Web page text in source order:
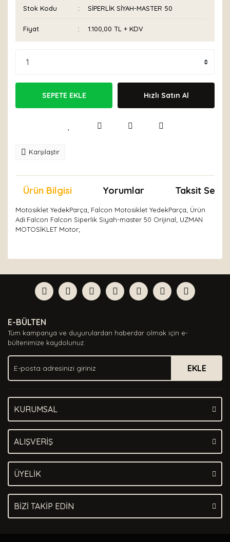
Stok Kodu SİPERLİK SİYAH-MASTER 50
Fiyat 1.100,00 TL + KDV
SEPETE EKLE Hızlı Satın Al
Karşılaştır
Ürün Bilgisi Yorumlar Taksit
Motosiklet YedekParça; Falcon Motosiklet YedekParça; Ürün
Adi:Falcon Falcon Siperlik Siyah-master 50 Orijinal; UZMAN
MOTOSİKLET Motor;
Yorum Yaz
formunu kullanarak tarafımıza iletebilirsiniz.
Görüş ve önerileriniz için teşekkür ederiz.
Ürün açıklamasında eksik bilgiler bulunuyor.
Ürün bilgilerinde hatalar bulunuyor.
Ürün fiyatı diğer sitelerden daha pahalı.
Bu ürüne benzer farklı alternatifler olmalı.
E-BÜLTEN
Tüm kampanya ve duyurulardan haberdar olmak için e-
bültenimize kaydolunuz.
EKLE
KURUMSAL
ALIŞVERİŞ
ÜYELİK
BİZİ TAKİP EDİN